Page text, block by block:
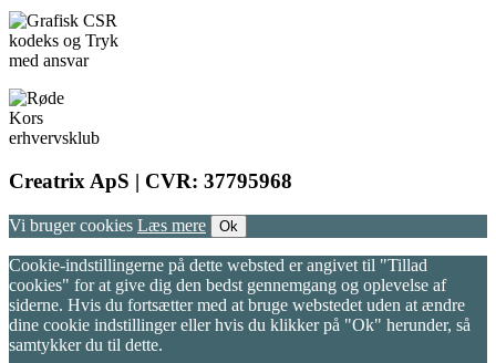
Creatrix ApS | CVR: 37795968
Vi bruger cookies Læs mere Ok
Cookie-indstillingerne på dette websted er angivet til "Tillad
cookies" for at give dig den bedst gennemgang og oplevelse af
siderne. Hvis du fortsætter med at bruge webstedet uden at ændre
dine cookie indstillinger eller hvis du klikker på "Ok" herunder, så
samtykker du til dette.